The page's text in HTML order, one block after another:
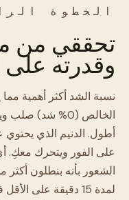
الخطوة
تحققي من
وقدرته
نسبة الشد أكثر أهمية
الخالص (0% شد)
الشعور بأنه بنطلون أكثر
لمدة 15 دقيقة على